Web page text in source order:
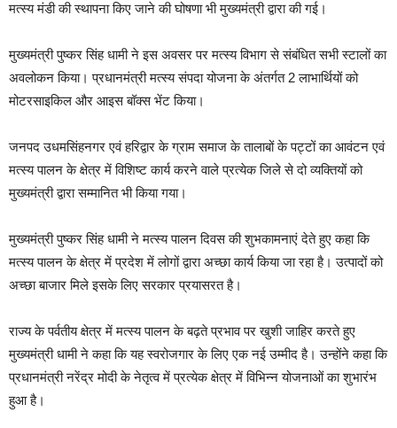
मत्स्य मंडी की स्थापना किए जाने की घोषणा भी मुख्यमंत्री द्वारा की गई।
मुख्यमंत्री पुष्कर सिंह धामी ने इस अवसर पर मत्स्य विभाग से संबंधित सभी स्टालों का
अवलोकन किया। प्रधानमंत्री मत्स्य संपदा योजना के अंतर्गत 2 लाभार्थियों को
मोटरसाइकिल और आइस बॉक्स भेंट किया।
जनपद उधमसिंहनगर एवं हरिद्वार के ग्राम समाज के तालाबों के पट्टों का आवंटन एवं
मत्स्य पालन के क्षेत्र में विशिष्ट कार्य करने वाले प्रत्येक जिले से दो व्यक्तियों को
मुख्यमंत्री द्वारा सम्मानित भी किया गया।
मुख्यमंत्री पुष्कर सिंह धामी ने मत्स्य पालन दिवस की शुभकामनाएं देते हुए कहा कि
मत्स्य पालन के क्षेत्र में प्रदेश में लोगों द्वारा अच्छा कार्य किया जा रहा है। उत्पादों को
अच्छा बाजार मिले इसके लिए सरकार प्रयासरत है।
राज्य के पर्वतीय क्षेत्र में मत्स्य पालन के बढ़ते प्रभाव पर खुशी जाहिर करते हुए
मुख्यमंत्री धामी ने कहा कि यह स्वरोजगार के लिए एक नई उम्मीद है। उन्होंने कहा कि
प्रधानमंत्री नरेंद्र मोदी के नेतृत्व में प्रत्येक क्षेत्र में विभिन्न योजनाओं का शुभारंभ
हुआ है।